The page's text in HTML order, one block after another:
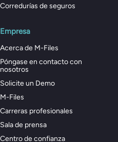
Corredurías de seguros
Empresa
Acerca de M-Files
Póngase en contacto con
nosotros
Solicite un Demo
M-Files
Carreras profesionales
Sala de prensa
Centro de confianza